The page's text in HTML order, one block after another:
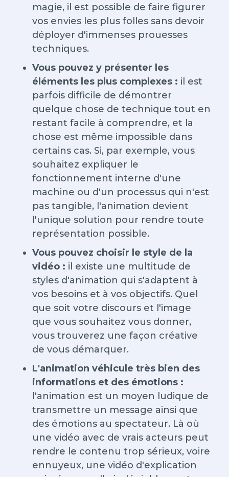
magie, il est possible de faire figurer
vos envies les plus folles sans devoir
déployer d'immenses prouesses
techniques.
Vous pouvez y présenter les
éléments les plus complexes : il est
parfois difficile de démontrer
quelque chose de technique tout en
restant facile à comprendre, et la
chose est même impossible dans
certains cas. Si, par exemple, vous
souhaitez expliquer le
fonctionnement interne d'une
machine ou d'un processus qui n'est
pas tangible, l'animation devient
l'unique solution pour rendre toute
représentation possible.
Vous pouvez choisir le style de la
vidéo : il existe une multitude de
styles d'animation qui s'adaptent à
vos besoins et à vos objectifs. Quel
que soit votre discours et l'image
que vous souhaitez vous donner,
vous trouverez une façon créative
de vous démarquer.
L'animation véhicule très bien des
informations et des émotions :
l'animation est un moyen ludique de
transmettre un message ainsi que
des émotions au spectateur. Là où
une vidéo avec de vrais acteurs peut
rendre le contenu trop sérieux, voire
ennuyeux, une vidéo d'explication